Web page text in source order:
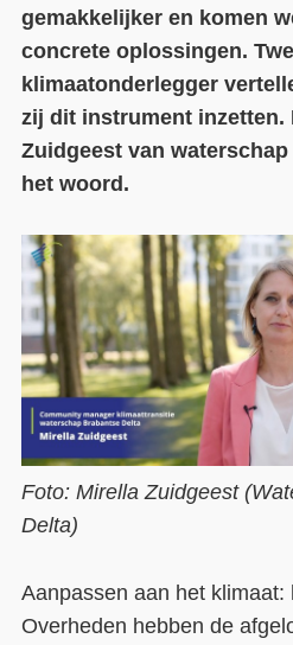
gemakkelijker en komen
concrete oplossingen.
klimaatonderlegger
zij dit instrument inzetten.
Zuidgeest van
het woord.
Foto: Mirella Zuidgeest
Delta)
Aanpassen aan het klimaat:
Overheden hebben de